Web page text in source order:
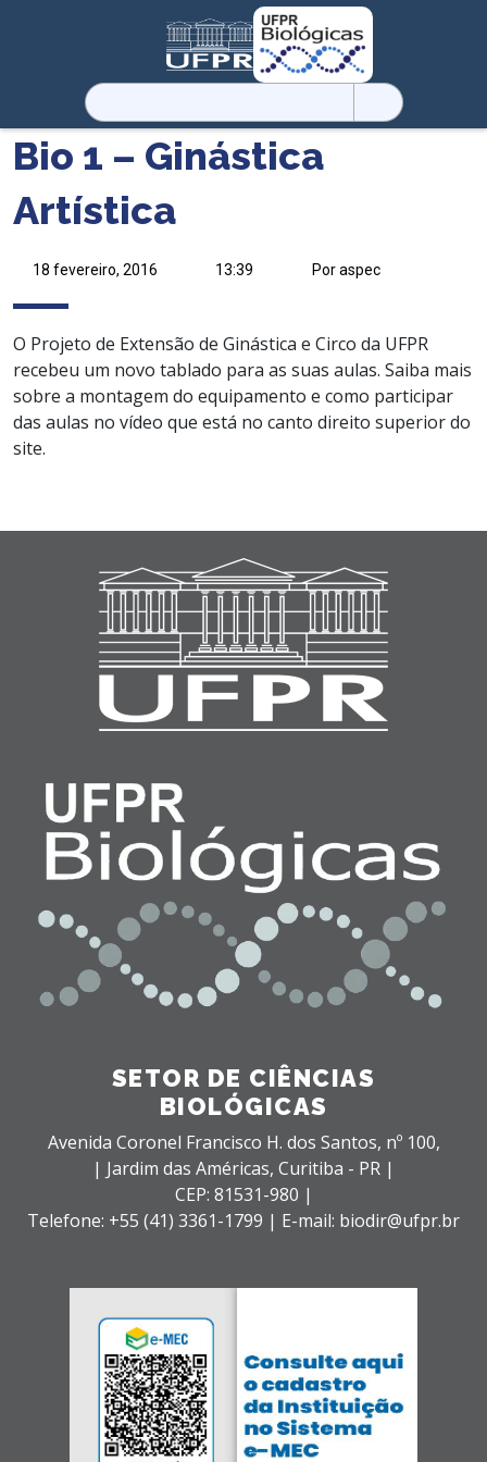
Pesquisar
por:
Bio 1 – Ginástica
Artística
18 fevereiro, 2016 13:39 Por aspec
O Projeto de Extensão de Ginástica e Circo da UFPR
recebeu um novo tablado para as suas aulas. Saiba mais
sobre a montagem do equipamento e como participar
das aulas no vídeo que está no canto direito superior do
site.
SETOR DE CIÊNCIAS
BIOLÓGICAS
Avenida Coronel Francisco H. dos Santos, nº 100,
| Jardim das Américas, Curitiba - PR |
CEP: 81531-980 |
Telefone: +55 (41) 3361-1799 | E-mail: biodir@ufpr.br